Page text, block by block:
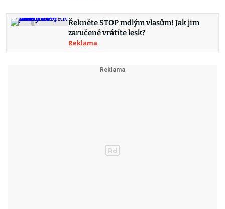
Řekněte STOP mdlým vlasům! Jak jim
zaručeně vrátíte lesk?
Reklama